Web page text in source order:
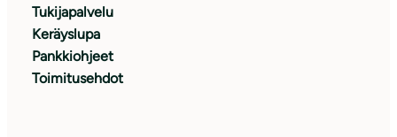
Tukijapalvelu
Keräyslupa
Pankkiohjeet
Toimitusehdot